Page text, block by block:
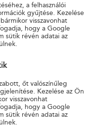
Borsod-Abaúj-Zemplén
Bihar megye, Heves
Igazgatóság)
Moson-Sopron megye,
a felhasználói
gyűjtése. Kezelése
visszavonhat
hogy a Google
sütik révén adatai az
őt valószínűleg
Kezelése az Ön
visszavonhat
hogy a Google
sütik révén adatai az